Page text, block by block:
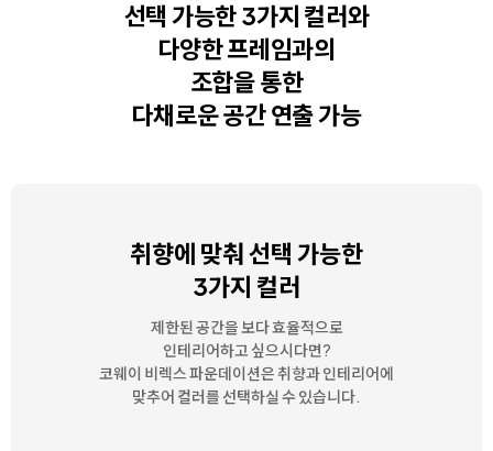
선택 가능한 3가지 컬러와
다양한 프레임과의
조합을 통한
다채로운 공간 연출 가능
취향에 맞춰 선택 가능한
3가지 컬러
제한된 공간을 보다 효율적으로
인테리어하고 싶으시다면?
코웨이 비렉스 파운데이션은 취향과 인테리어에
맞추어 컬러를 선택하실 수 있습니다.